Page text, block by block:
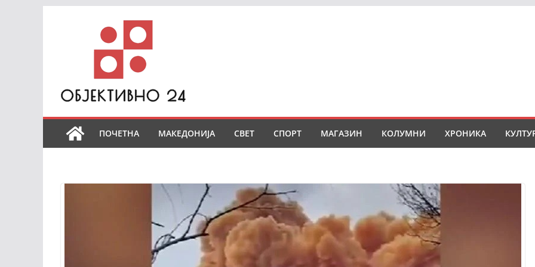
ПОЧЕТНА МАКЕДОНИЈА СВЕТ СПОРТ МАГАЗИН КОЛУМНИ ХРОНИКА